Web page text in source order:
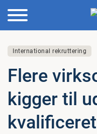
International rekruttering
Flere
kigger til